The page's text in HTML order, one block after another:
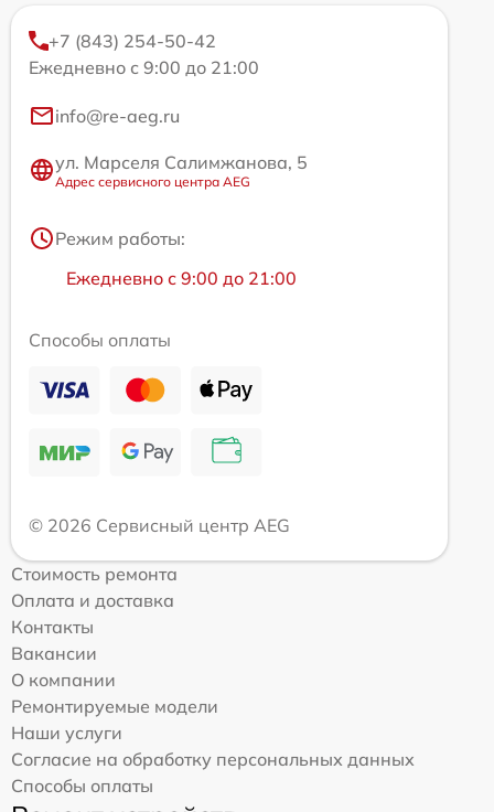
+7 (843) 254-50-42
Ежедневно с 9:00 до 21:00
info@re-aeg.ru
ул. Марселя Салимжанова, 5
Адрес сервисного центра AEG
Режим работы:
Ежедневно с 9:00 до 21:00
Способы оплаты
© 2026 Сервисный центр AEG
Стоимость ремонта
Оплата и доставка
Контакты
Вакансии
О компании
Ремонтируемые модели
Наши услуги
Согласие на обработку персональных данных
Способы оплаты